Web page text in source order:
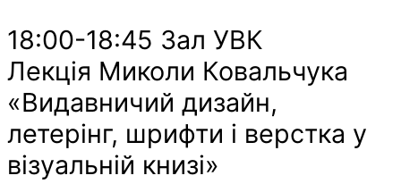
18:00-18:45 Зал УВК
Лекція Миколи Ковальчука
«Видавничий дизайн,
летерінг, шрифти і верстка у
візуальній книзі»